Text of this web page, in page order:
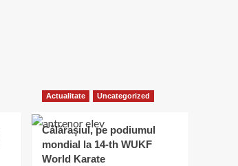
Actualitate Uncategorized
Călărașiul, pe podiumul
mondial la 14-th WUKF
World Karate